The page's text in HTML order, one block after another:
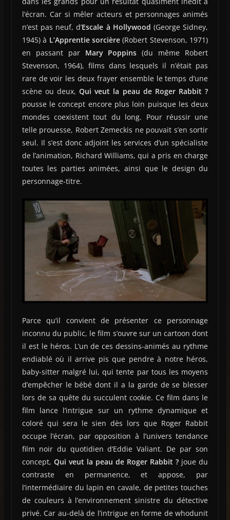
l’écran. Car si mêler acteurs et personnages animés
n’est pas neuf, d’Escale à Hollywood (George Sidney,
1945) à L’Apprentie sorcière (Robert Stevenson, 1971)
en passant par Mary Poppins (du même Robert
Stevenson, 1964), films dans lesquels il n’était pas
rare de voir les deux frayer ensemble le temps d’une
scène ou deux,Qui veut la peau de Roger Rabbit ?
pousse le concept encore plus loin puisque les deux
mondes coexistent tout du long. Pour réussir une
telle prouesse, Robert Zemeckis ne pouvait s’en sortir
seul. Il s’est donc adjoint les services d’un spécialiste
de l’animation, Richard Williams, qui a pris en charge
toutes les parties animées, ainsi que le design du
personnage-titre.
Parce qu’il convient de présenter ce personnage
inconnu du public, le film s’ouvre sur un cartoon dont
il est le héros. L’un de ces dessins-animés au rythme
endiablé où il arrive pis que pendre à notre héros,
baby-sitter malgré lui, qui tente par tous les moyens
d’empêcher le bébé dont il a la garde de se blesser
lors de sa quête du succulent cookie. Ce film dans le
film lance l’intrigue sur un rythme dynamique et
coloré qui sera le sien dès lors que Roger Rabbit
occupe l’écran, par opposition à l’univers tendance
film noir du quotidien d’Eddie Valiant. De par son
concept, Qui veut la peau de Roger Rabbit ? joue du
contraste en permanence, et appose, par
l’intermédiaire du lapin en cavale, de petites touches
de couleurs à l’environnement sinistre du détective
privé. Car au-delà de l’intrigue en forme de whodunit